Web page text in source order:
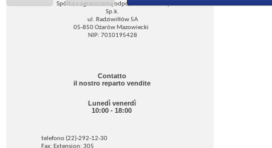
Spółka z ograniczoną odpowiedzialnością
Sp.k.
ul. Radziwiłłów 5A
05-850 Ożarów Mazowiecki
NIP: 7010195428
Contatto
il nostro reparto vendite
Lunedì venerdì
10:00 - 18:00
telefono (22)-292-12-30
Fax: Extension: 305